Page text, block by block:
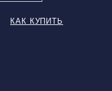
КАК КУПИТЬ